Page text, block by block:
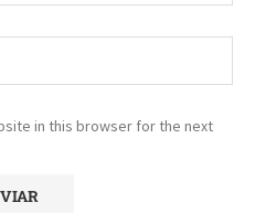
in this browser for the next